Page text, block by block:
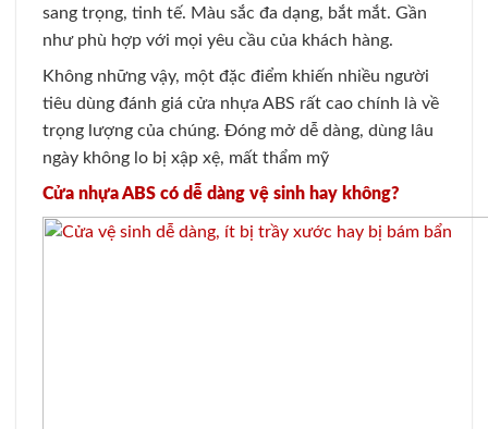
sang trọng, tinh tế. Màu sắc đa dạng, bắt mắt. Gần
như phù hợp với mọi yêu cầu của khách hàng.
Không những vậy, một đặc điểm khiến nhiều người
tiêu dùng đánh giá cửa nhựa ABS rất cao chính là về
trọng lượng của chúng. Đóng mở dễ dàng, dùng lâu
ngày không lo bị xập xệ, mất thẩm mỹ
Cửa nhựa ABS có dễ dàng vệ sinh hay không?